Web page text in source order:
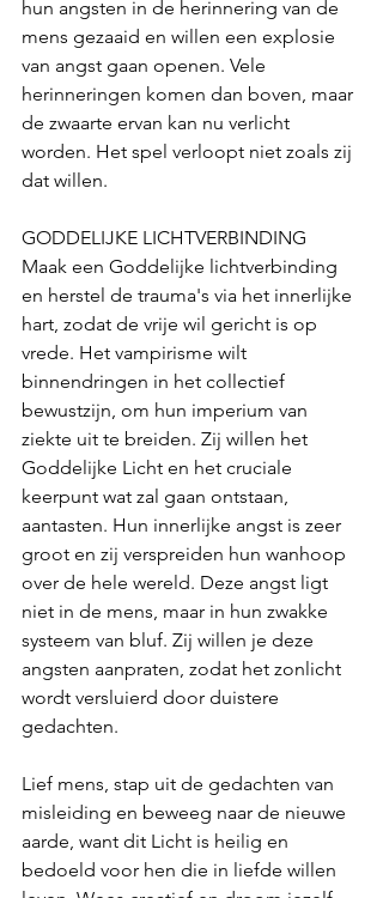
hun angsten in de herinnering van de
mens gezaaid en willen een explosie
van angst gaan openen. Vele
herinneringen komen dan boven, maar
de zwaarte ervan kan nu verlicht
worden. Het spel verloopt niet zoals zij
dat willen.
GODDELIJKE LICHTVERBINDING
Maak een Goddelijke lichtverbinding
en herstel de trauma's via het innerlijke
hart, zodat de vrije wil gericht is op
vrede. Het vampirisme wilt
binnendringen in het collectief
bewustzijn, om hun imperium van
ziekte uit te breiden. Zij willen het
Goddelijke Licht en het cruciale
keerpunt wat zal gaan ontstaan,
aantasten. Hun innerlijke angst is zeer
groot en zij verspreiden hun wanhoop
over de hele wereld. Deze angst ligt
niet in de mens, maar in hun zwakke
systeem van bluf. Zij willen je deze
angsten aanpraten, zodat het zonlicht
wordt versluierd door duistere
gedachten.
Lief mens, stap uit de gedachten van
misleiding en beweeg naar de nieuwe
aarde, want dit Licht is heilig en
bedoeld voor hen die in liefde willen